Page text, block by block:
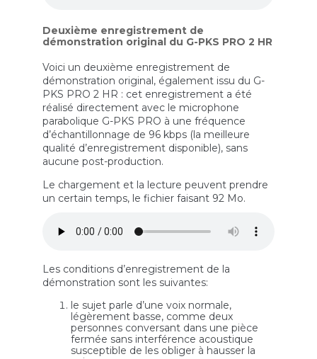
Deuxième enregistrement de
démonstration original du G-PKS PRO 2 HR
Voici un deuxième enregistrement de
démonstration original, également issu du G-
PKS PRO 2 HR : cet enregistrement a été
réalisé directement avec le microphone
parabolique G-PKS PRO à une fréquence
d’échantillonnage de 96 kbps (la meilleure
qualité d’enregistrement disponible), sans
aucune post-production.
Le chargement et la lecture peuvent prendre
un certain temps, le fichier faisant 92 Mo.
Les conditions d’enregistrement de la
démonstration sont les suivantes:
le sujet parle d’une voix normale,
légèrement basse, comme deux
personnes conversant dans une pièce
fermée sans interférence acoustique
susceptible de les obliger à hausser la